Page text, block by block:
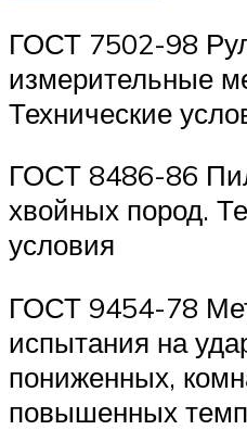
ГОСТ 7502-98
измерительные
Технические
ГОСТ 8486-86
хвойных пород.
условия
ГОСТ 9454-78
испытания на
пониженных,
повышенных